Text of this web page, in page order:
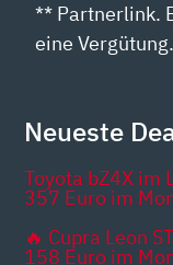
** Partnerlink.
eine Vergütung.
Neueste
Toyota bZ4X im
357 Euro im
🔥 Cupra Leon
158 Euro im